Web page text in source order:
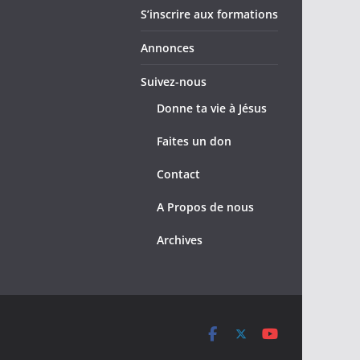
S’inscrire aux formations
Annonces
Suivez-nous
Donne ta vie à Jésus
Faites un don
Contact
A Propos de nous
Archives